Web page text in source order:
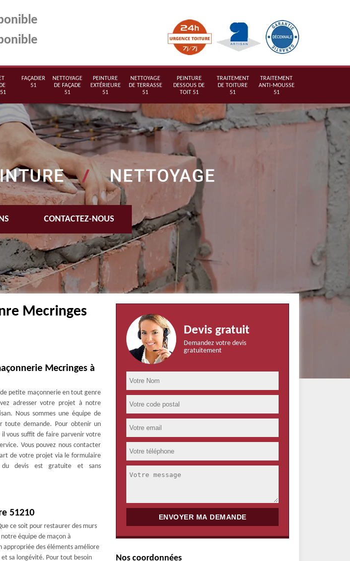
FAÇADIER
51
NETTOYAGE
DE FAÇADE
51
PEINTURE
EXTÉRIEURE
51
NETTOYAGE
DE TERRASSE
51
PEINTURE
DESSOUS DE
TOIT 51
TRAITEMENT
DE TOITURE
51
TRAITEMENT
ANTI-MOUSSE
51
CONTACTEZ-NOUS
Mecringes
Mecringes à
petite maçonnerie en tout genre
adresser votre projet à notre
Nous sommes une équipe de
toute demande. Pour obtenir un
vous suffit de faire parvenir votre
Vous pouvez nous contacter
de votre projet via le formulaire
devis est gratuite et sans
51210
ce soit pour restaurer des murs
équipe de maçon à
appropriée des éléments améliore
sa longévité. Pour tout besoin
Devis gratuit
Demandez votre devis
gratuitement
Nos coordonnées